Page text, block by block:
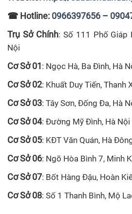
☎ Hotline: 0966397656 –
Trụ Sở Chính: Số 111 Phố Giáp
Nội
Cơ Sở 01: Ngọc Hà, Ba Đình, Hà
Cơ Sở 02: Khuất Duy Tiến, Thanh
Cơ Sở 03: Tây Sơn, Đống Đa, Hà
Cơ Sở 04: Đường Mỹ Đình, Hà Nội
Cơ Sở 05: KĐT Văn Quán, Hà
Cơ Sở 06: Ngõ Hòa Bình 7, Minh
Cơ Sở 07: Bốt Hàng Đậu, Hoàn
Cơ Sở 08: Số 1 Thanh Bình, Mộ